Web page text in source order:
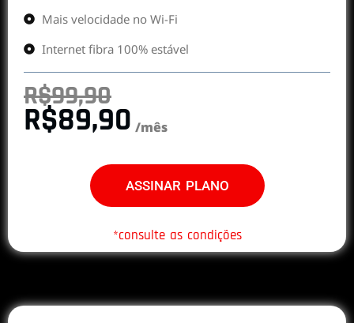
Mais velocidade no Wi-Fi
Internet fibra 100% estável
R$99,90
R$89,90 /mês
ASSINAR PLANO
*consulte as condições